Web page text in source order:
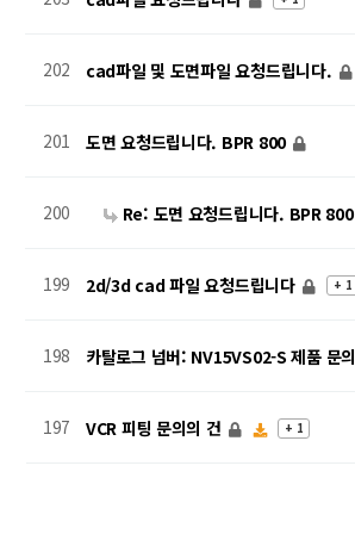
202 cad파일 및 도면파일 요청드립니다.
201 도면 요청드립니다. BPR 800
200 Re: 도면 요청드립니다. BPR 800
199 2d/3d cad 파일 요청드립니다 + 1
198 카탈로그 넘버: NV15VS02-S 제품 문의
197 VCR 피팅 문의의 건 + 1